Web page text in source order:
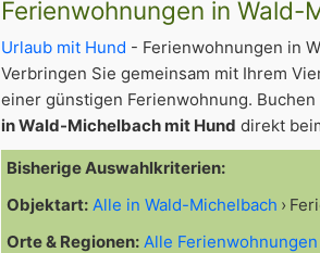
Ferienwohnungen in Wald-
Urlaub mit Hund - Ferienwohnungen in
Verbringen Sie gemeinsam mit Ihrem
einer günstigen Ferienwohnung.
in Wald-Michelbach mit Hund direkt
Bisherige Auswahlkriterien:
Objektart: Alle in Wald-Michelbach
Orte & Regionen: Alle Ferienwohnungen